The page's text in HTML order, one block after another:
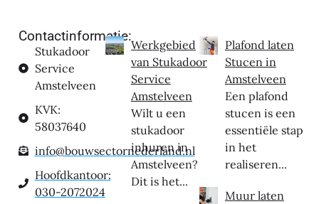
Contactinformatie:
Stukadoor
Service
Amstelveen
KVK:
58037640
info@bouwsectornederland.nl
Hoofdkantoor:
030-2072024
Werkgebied
van Stukadoor
Service
Amstelveen
Wilt u een
stukadoor
inhuren in
Amstelveen?
Dit is het...
Plafond laten
Stucen in
Amstelveen
Een plafond
stucen is een
essentiële stap
in het
realiseren...
Muur laten